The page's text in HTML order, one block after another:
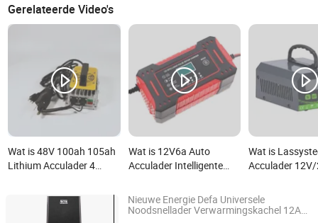
Gerelateerde Video's
Wat is 48V 100ah 105ah
Lithium Acculader 4
Onderdelen
Wat is 12V6a Auto
Acculader Intelligente
Type Accu Volledig
Automatisch Stoppen
Wat is
Acculader
lasmachine
Nieuwe Energie Defa Universele
Noodsnellader Verwarmingskachel 12A
Nanjing Shunmei Science & Technology Co., Ltd.